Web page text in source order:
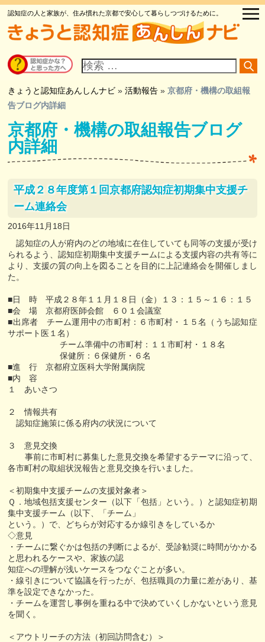
認知症の人と家族が、住み慣れた京都で安心して暮らしつづけるために。
イ
ト
検
索
きょうと認知症あんしんナビ »活動報告 »京都府・機構の取組報
告ブログ内詳細
京都府・機構の取組報告ブログ
内詳細
平成２８年度第１回京都府認知症初期集中支援チ
ーム連絡会
2016年11月18日
認知症の人が府内のどの地域に在住していても同等の支援が受け
られるよう、認知症初期集中支援チームによる支援内容の共有等に
より、支援の質の向上を図ることを目的に上記連絡会を開催しまし
た。
■日 時 平成２８年１１月１８日（金）１３：１５～１６：１５
■会 場 京都府医師会館 ６０１会議室
■出席者 チーム運用中の市町村：６市町村・１５名（うち認知症
サポート医１名）
チーム準備中の市町村：１１市町村・１８名
保健所：６保健所・６名
■進 行 京都府立医科大学附属病院
■内 容
１ あいさつ
２ 情報共有
認知症施策に係る府内の状況について
３ 意見交換
事前に市町村に募集した意見交換を希望するテーマに沿って、
各市町村の取組状況報告と意見交換を行いました。
＜初期集中支援チームの支援対象者＞
Ｑ．地域包括支援センター（以下「包括」という。）と認知症初期
集中支援チーム（以下、「チーム」
という。）で、どちらが対応するか線引きをしているか
◇意見
・チームに繋ぐかは包括の判断によるが、受診勧奨に時間がかかる
と思われるケースや、家族の認
知症への理解が浅いケースをつなぐことが多い。
・線引きについて協議を行ったが、包括職員の力量に差があり、基
準を設定できなかった。
・チームを運営し事例を重ねる中で決めていくしかないという意見
を聞く。
＜アウトリーチの方法（初回訪問含む）＞